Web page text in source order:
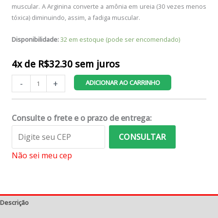
muscular. A Arginina converte a amônia em ureia (30 vezes menos
tóxica) diminuindo, assim, a fadiga muscular.
Disponibilidade:32 em estoque (pode ser encomendado)
4x de R$32.30 sem juros
-
Arginina
500
mg
-
Combo
04
Potes
+ ADICIONAR AO CARRINHO
Consulte o frete e o prazo de entrega:
CONSULTAR
Não sei meu cep
Descrição